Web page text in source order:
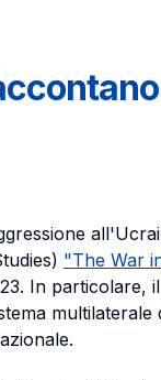
"The War
In particolare,